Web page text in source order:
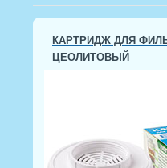
КАРТРИДЖ ДЛЯ
ЦЕОЛИТОВЫЙ